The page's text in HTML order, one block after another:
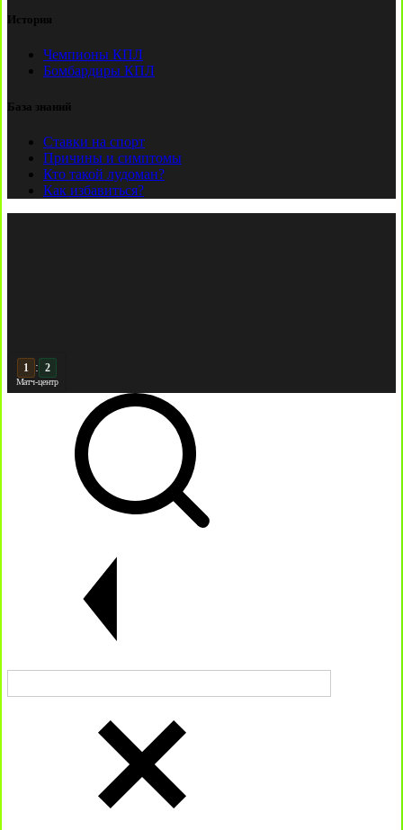
История
Чемпионы КПЛ
Бомбардиры КПЛ
База знаний
Ставки на спорт
Причины и симптомы
Кто такой лудоман?
Как избавиться?
2 : 2
Матч-центр